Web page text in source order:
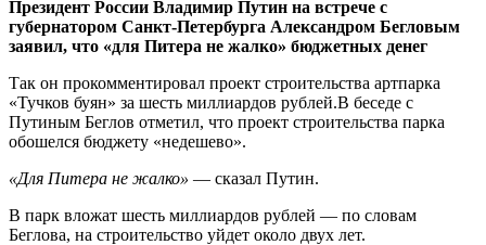
Президент России Владимир Путин на встрече с
губернатором Санкт-Петербурга Александром Бегловым
заявил, что «для Питера не жалко» бюджетных денег
Так он прокомментировал проект строительства артпарка
«Тучков буян» за шесть миллиардов рублей.В беседе с
Путиным Беглов отметил, что проект строительства парка
обошелся бюджету «недешево».
«Для Питера не жалко» — сказал Путин.
В парк вложат шесть миллиардов рублей — по словам
Беглова, на строительство уйдет около двух лет.